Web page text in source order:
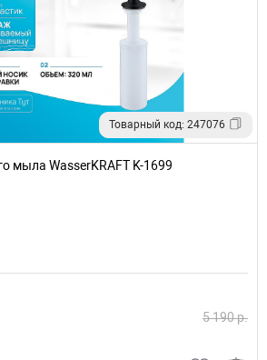
Товарный код: 247076
мыла WasserKRAFT K-1699
5 190 р.